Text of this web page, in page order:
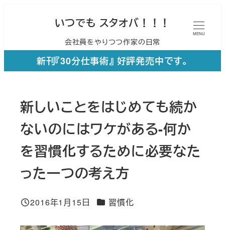
ン
いつでも スタオバ！！！
会社員をやりつつ作家の日常
MENU
新刊『30分仕事術』 好評発売中です。
新しいことをはじめても続か
ないのにはワケがある-何か
を習慣化するために必要なた
った一つの考え方
投稿日
2016年1月15日 カテゴリー
習慣化